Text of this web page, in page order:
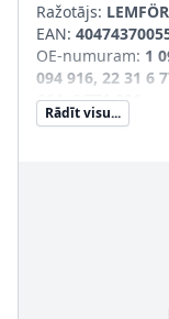
Ražotājs:
EAN:
OE-numuram: 1
094 916, 22 31 6
664, 6 771 221
Uzstādīšanas puse
Rādīt visu...